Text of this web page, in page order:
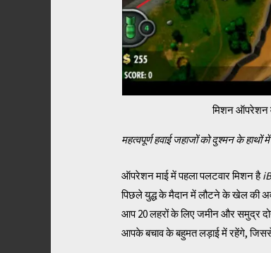
मिशन ऑपरेशन
महत्वपूर्ण हवाई जहाजों को दुश्मन के
ऑपरेशन माई में पहला पलटवार मिशन है
पिछले युद्ध के मैदान में लौटने के खेल की
आप 20 लहरों के लिए जमीन और समुद्र
आपके बचाव के बहुमत लड़ाई में रहेंगे,